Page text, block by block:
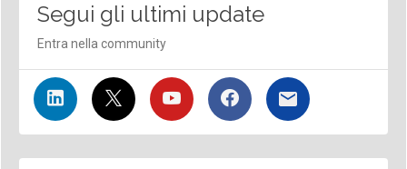
Segui gli ultimi update
Entra nella community